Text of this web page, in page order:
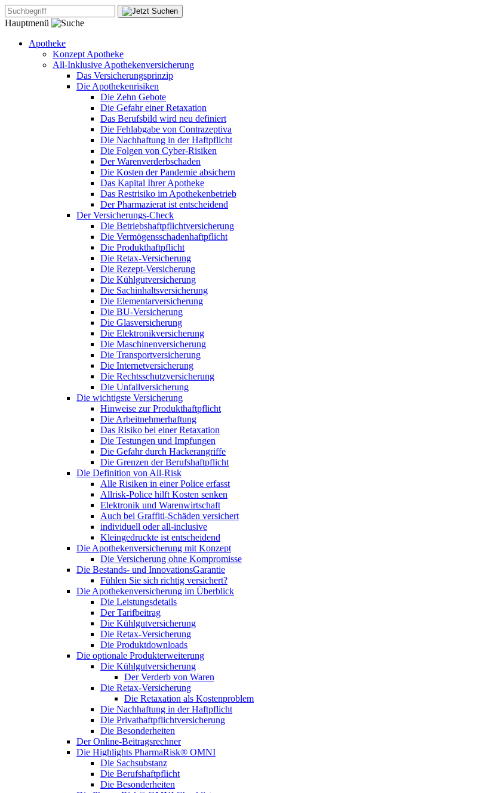
Hauptmenü
Apotheke
Konzept Apotheke
All-Inklusive Apothekenversicherung
Das Versicherungsprinzip
Die Apothekenrisiken
Die Zehn Gebote
Die Gefahr einer Retaxation
Das Berufsbild wird neu definiert
Die Fehlabgabe von Contrazeptiva
Die Nachhaftung in der Haftpflicht
Die Folgen von Cyber-Risiken
Der Warenverderbschaden
Die Kosten der Pandemie absichern
Das Kapital Ihrer Apotheke
Das Restrisiko im Apothekenbetrieb
Der Pharmazierat ist entscheidend
Der Versicherungs-Check
Die Betriebshaftpflichtversicherung
Die Vermögensschadenhaftpflicht
Die Produkthaftpflicht
Die Retax-Versicherung
Die Rezept-Versicherung
Die Kühlgutversicherung
Die Sachinhaltsversicherung
Die Elementarversicherung
Die BU-Versicherung
Die Glasversicherung
Die Elektronikversicherung
Die Maschinenversicherung
Die Transportversicherung
Die Internetversicherung
Die Rechtsschutzversicherung
Die Unfallversicherung
Die wichtigste Versicherung
Hinweise zur Produkthaftpflicht
Die Arbeitnehmerhaftung
Das Risiko bei einer Retaxation
Die Testungen und Impfungen
Die Gefahr durch Hackerangriffe
Die Grenzen der Berufshaftpflicht
Die Definition von All-Risk
Alle Risiken in einer Police erfasst
Allrisk-Police hilft Kosten senken
Elektronik und Warenwirtschaft
Auch bei Graffiti-Schäden versichert
individuell oder all-inclusive
Kleingedruckte ist entscheidend
Die Apothekenversicherung mit Konzept
Die Versicherung ohne Kompromisse
Die Bestands- und InnovationsGarantie
Fühlen Sie sich richtig versichert?
Die Apothekenversicherung im Überblick
Die Leistungsdetails
Der Tarifbeitrag
Die Kühlgutversicherung
Die Retax-Versicherung
Die Produktdownloads
Die optionale Produkterweiterung
Die Kühlgutversicherung
Der Verderb von Waren
Die Retax-Versicherung
Die Retaxation als Kostenproblem
Die Nachhaftung in der Haftpflicht
Die Privathaftpflichtversicherung
Die Besonderheiten
Der Online-Beitragsrechner
Die Highlights PharmaRisk® OMNI
Die Sachsubstanz
Die Berufshaftpflicht
Die Besonderheiten